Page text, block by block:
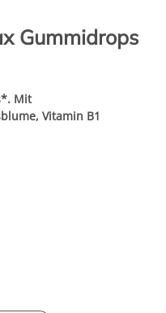
Gummidrops
Mit
Vitamin B1